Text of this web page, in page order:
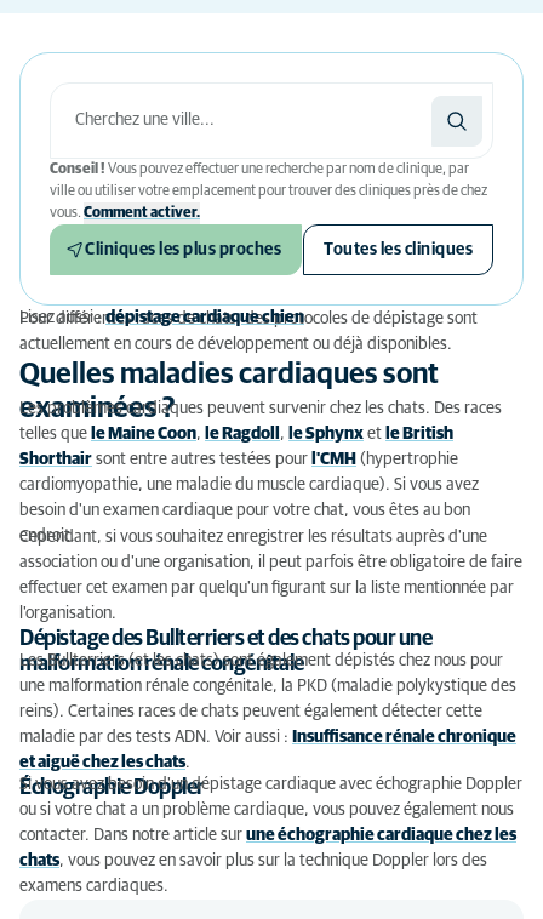
Conseil ! Vous pouvez effectuer une recherche par nom de clinique, par
ville ou utiliser votre emplacement pour trouver des cliniques près de chez
vous. Comment activer.
Cliniques les plus proches Toutes les cliniques
Lisez aussi :dépistage cardiaque chien
Pour différentes races de chats, des protocoles de dépistage sont
actuellement en cours de développement ou déjà disponibles.
Quelles maladies cardiaques sont
examinées ?
Les problèmes cardiaques peuvent survenir chez les chats. Des races
telles que le Maine Coon, le Ragdoll , le Sphynx et le British
Shorthair sont entre autres testées pour l'CMH (hypertrophie
cardiomyopathie, une maladie du muscle cardiaque). Si vous avez
besoin d'un examen cardiaque pour votre chat, vous êtes au bon
endroit.
Cependant, si vous souhaitez enregistrer les résultats auprès d'une
association ou d'une organisation, il peut parfois être obligatoire de faire
effectuer cet examen par quelqu'un figurant sur la liste mentionnée par
l'organisation.
Dépistage des Bullterriers et des chats pour une
malformation rénale congénitale
Les Bullterriers (et les chats) sont également dépistés chez nous pour
une malformation rénale congénitale, la PKD (maladie polykystique des
reins). Certaines races de chats peuvent également détecter cette
maladie par des tests ADN. Voir aussi : Insuffisance rénale chronique
et aiguë chez les chats.
Échographie Doppler
Si vous avez besoin d'un dépistage cardiaque avec échographie Doppler
ou si votre chat a un problème cardiaque, vous pouvez également nous
contacter. Dans notre article sur une échographie cardiaque chez les
chats, vous pouvez en savoir plus sur la technique Doppler lors des
examens cardiaques.